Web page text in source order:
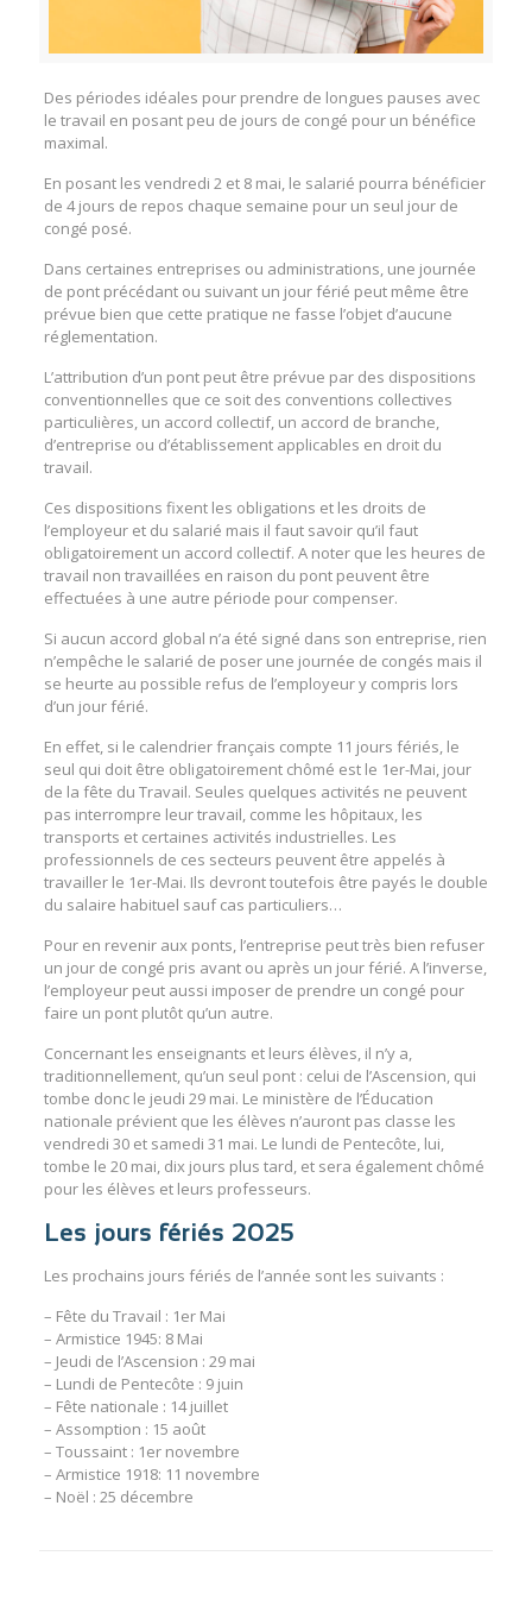
Des périodes idéales pour prendre de longues pauses avec
le travail en posant peu de jours de congé pour un bénéfice
maximal.
En posant les vendredi 2 et 8 mai, le salarié pourra bénéficier
de 4 jours de repos chaque semaine pour un seul jour de
congé posé.
Dans certaines entreprises ou administrations, une journée
de pont précédant ou suivant un jour férié peut même être
prévue bien que cette pratique ne fasse l’objet d’aucune
réglementation.
L’attribution d’un pont peut être prévue par des dispositions
conventionnelles que ce soit des conventions collectives
particulières, un accord collectif, un accord de branche,
d’entreprise ou d’établissement applicables en droit du
travail.
Ces dispositions fixent les obligations et les droits de
l’employeur et du salarié mais il faut savoir qu’il faut
obligatoirement un accord collectif. A noter que les heures de
travail non travaillées en raison du pont peuvent être
effectuées à une autre période pour compenser.
Si aucun accord global n’a été signé dans son entreprise, rien
n’empêche le salarié de poser une journée de congés mais il
se heurte au possible refus de l’employeur y compris lors
d’un jour férié.
En effet, si le calendrier français compte 11 jours fériés, le
seul qui doit être obligatoirement chômé est le 1er-Mai, jour
de la fête du Travail. Seules quelques activités ne peuvent
pas interrompre leur travail, comme les hôpitaux, les
transports et certaines activités industrielles. Les
professionnels de ces secteurs peuvent être appelés à
travailler le 1er-Mai. Ils devront toutefois être payés le double
du salaire habituel sauf cas particuliers…
Pour en revenir aux ponts, l’entreprise peut très bien refuser
un jour de congé pris avant ou après un jour férié. A l’inverse,
l’employeur peut aussi imposer de prendre un congé pour
faire un pont plutôt qu’un autre.
Concernant les enseignants et leurs élèves, il n’y a,
traditionnellement, qu’un seul pont : celui de l’Ascension, qui
tombe donc le jeudi 29 mai. Le ministère de l’Éducation
nationale prévient que les élèves n’auront pas classe les
vendredi 30 et samedi 31 mai. Le lundi de Pentecôte, lui,
tombe le 20 mai, dix jours plus tard, et sera également chômé
pour les élèves et leurs professeurs.
Les jours fériés 2025
Les prochains jours fériés de l’année sont les suivants :
– Fête du Travail : 1er Mai
– Armistice 1945: 8 Mai
– Jeudi de l’Ascension : 29 mai
– Lundi de Pentecôte : 9 juin
– Fête nationale : 14 juillet
– Assomption : 15 août
– Toussaint : 1er novembre
– Armistice 1918: 11 novembre
– Noël : 25 décembre